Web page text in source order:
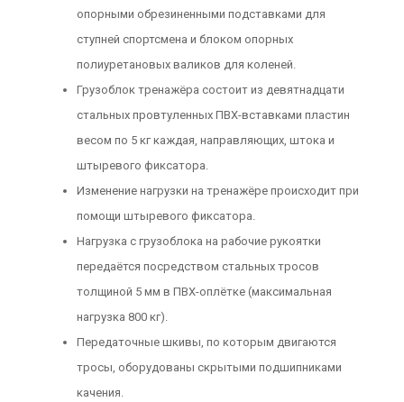
опорными обрезиненными подставками для
ступней спортсмена и блоком опорных
полиуретановых валиков для коленей.
Грузоблок тренажёра состоит из девятнадцати
стальных провтуленных ПВХ-вставками пластин
весом по 5 кг каждая, направляющих, штока и
штыревого фиксатора.
Изменение нагрузки на тренажёре происходит при
помощи штыревого фиксатора.
Нагрузка с грузоблока на рабочие рукоятки
передаётся посредством стальных тросов
толщиной 5 мм в ПВХ-оплётке (максимальная
нагрузка 800 кг).
Передаточные шкивы, по которым двигаются
тросы, оборудованы скрытыми подшипниками
качения.